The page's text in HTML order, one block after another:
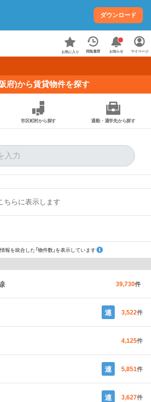
ダウンロード
お気に入り 閲覧履歴 お知らせ マイページ
府)から賃貸物件を探す
市区町村から探す 通勤・通学先から探す
ちらに表示します
を統合した「物件数」を表示しています
39,730件
連 3,522件
4,125件
連 5,851件
連 3,627件